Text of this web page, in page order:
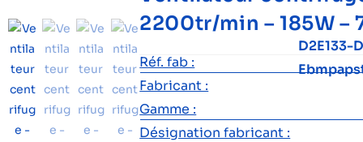
2200tr/min – 185W –
Réf. fab :
D2E133-
Fabricant :
Gamme :
Désignation fabricant :